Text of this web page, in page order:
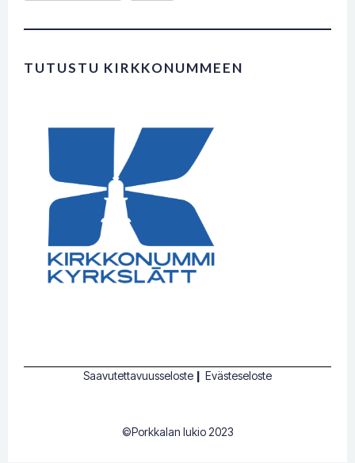
TUTUSTU KIRKKONUMMEEN
Saavutettavuusseloste Evästeseloste
©Porkkalan lukio 2023